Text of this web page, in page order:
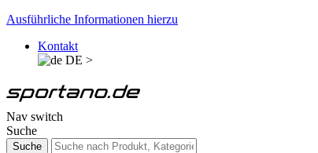
Ausführliche Informationen hierzu
Kontakt
DE >
Nav switch
Suche
Suche